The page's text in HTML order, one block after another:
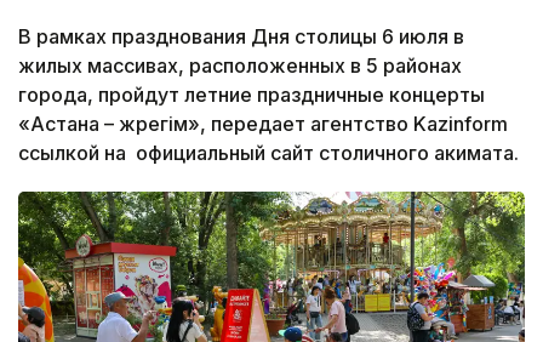
В рамках празднования Дня столицы 6 июля в
жилых массивах, расположенных в 5 районах
города, пройдут летние праздничные концерты
«Астана – жүрегім», передает агентство Kazinform
ссылкой на официальный сайт столичного акимата.